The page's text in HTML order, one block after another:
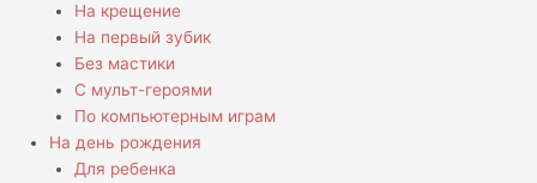
На крещение
На первый зубик
Без мастики
С мульт-героями
По компьютерным играм
На день рождения
Для ребенка